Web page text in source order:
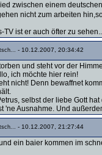
zwischen einem
nicht zum arbeiten
TV ist er auch öfter zu sehen..
- 10.12.2007, 20:34:42
und steht vor der
ich möchte hier rein!
nicht! Denn bewaffnet
selbst der liebe Gott
'ne Ausnahme. Und
- 10.12.2007, 21:27:44
ein baier kommen im